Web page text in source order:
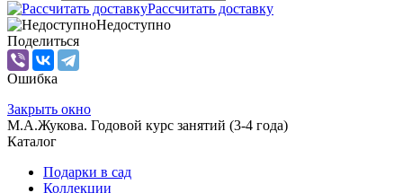
Рассчитать доставку
Недоступно
Поделиться
Ошибка
Закрыть окно
М.А.Жукова. Годовой курс занятий (3-4 года)
Каталог
Подарки в сад
Коллекции